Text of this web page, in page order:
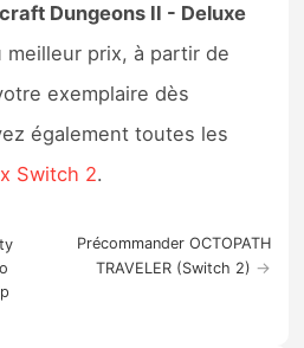
Dungeons II - Deluxe
meilleur prix, à partir de
exemplaire dès
également toutes les
Switch 2.
Précommander OCTOPATH
TRAVELER (Switch 2) →